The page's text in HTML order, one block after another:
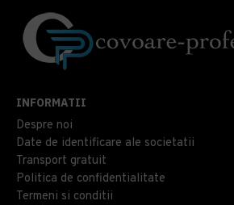
INFORMATII
Despre noi
Date de identificare ale societatii
Transport gratuit
Politica de confidentialitate
Termeni si conditii